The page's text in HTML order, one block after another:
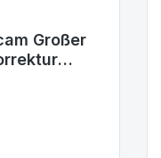
Großer